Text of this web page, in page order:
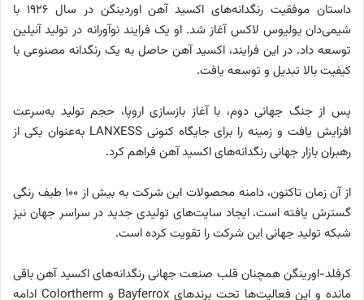
داستان موفقیت رنگدانه‌های اکسید آهن اوردینگن در سال ۱۹۲۶ با
شیمی‌دان یولیوس لاکس آغاز شد. او یک فرایند نوآورانه در تولید آنیلین
توسعه داد. در این فرایند، اکسید آهن حاصل به یک رنگدانه مصنوعی با
کیفیت بالا تبدیل و توسعه یافت.
پس از جنگ جهانی دوم، با آغاز بازسازی اروپا، حجم تولید به‌سرعت
افزایش یافت و زمینه را برای جایگاه کنونی LANXESS به‌عنوان یکی از
رهبران بازار جهانی رنگدانه‌های اکسید آهن فراهم کرد.
از آن زمان تاکنون، دامنه محصولات این شرکت به بیش از ۱۰۰ طیف رنگی
گسترش یافته است. ایجاد سایت‌های تولیدی جدید در سراسر جهان نیز
شبکه تولید جهانی این شرکت را تقویت کرده است.
کرفلد-اورینگن همچنان قلب صنعت جهانی رنگدانه‌های اکسید آهن باقی
مانده و این فعالیت‌ها تحت برندهای Bayferrox و Colortherm ادامه